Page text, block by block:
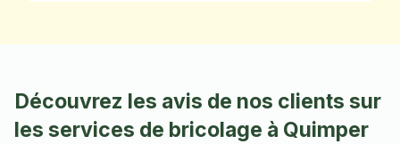
Découvrez les avis de nos clients sur
les services de bricolage à Quimper